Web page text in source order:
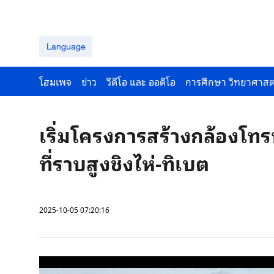
Language
โฮมเพจ ข่าว วีดีโอ และ ออดีโอ การศึกษา วิทยาศาส
เริ่มโครงการสร้างกล้องโ
ที่ราบสูงชิงไห่-ทิเบต
2025-10-05 07:20:16